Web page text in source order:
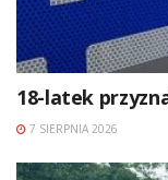
18-latek
7 SIERPNIA 2026